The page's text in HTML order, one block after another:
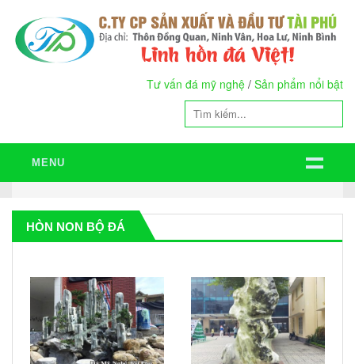
Tư vấn đá mỹ nghệ / Sản phẩm nổi bật
MENU
HÒN NON BỘ ĐÁ